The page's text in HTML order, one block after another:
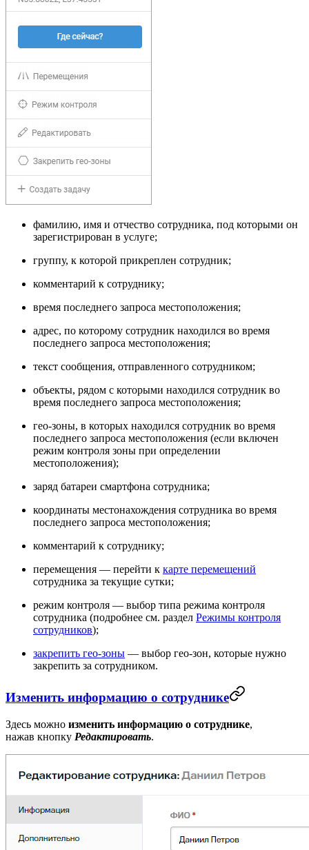
фамилию, имя и отчество сотрудника, под которыми он
зарегистрирован в услуге;
группу, к которой прикреплен сотрудник;
комментарий к сотруднику;
время последнего запроса местоположения;
адрес, по которому сотрудник находился во время
последнего запроса местоположения;
текст сообщения, отправленного сотрудником;
объекты, рядом с которыми находился сотрудник во
время последнего запроса местоположения;
гео-зоны, в которых находился сотрудник во время
последнего запроса местоположения (если включен
режим контроля зоны при определении
местоположения);
заряд батареи смартфона сотрудника;
координаты местонахождения сотрудника во время
последнего запроса местоположения;
комментарий к сотруднику;
перемещения — перейти к карте перемещений
сотрудника за текущие сутки;
режим контроля — выбор типа режима контроля
сотрудника (подробнее см. раздел Режимы контроля
сотрудников);
закрепить гео-зоны — выбор гео-зон, которые нужно
закрепить за сотрудником.
Изменить информацию о сотруднике
Здесь можно изменить информацию о сотруднике,
нажав кнопку Редактировать.